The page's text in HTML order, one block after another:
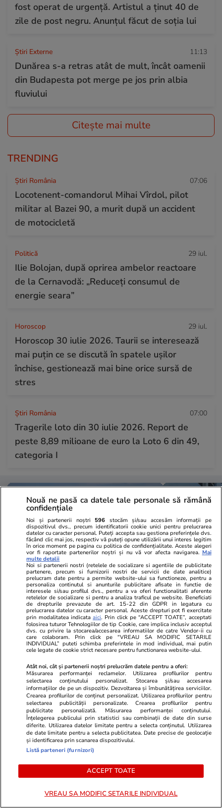
fost operat de urgență. Artistul a ținut 40 de
zile de post negru. Anunțul făcut de soția lui
Știri Externe 11:13
Dunărea s-a retras atât de mult, încât oamenii
din Budapesta pot merge pe jos prin albia
fluviului
Citește mai multe
TRENDING
Știri România 07:06
Locotenent-comandorul Mihai Vîrdol, pilot
militar al Bazei 90, a murit după un accident
de motocicletă
Politică 29 iul.
Ilie Bolojan, după oprirea ambelor reactoare
de la Cernavodă: „Reduceți consumul de
energie seara”
Horoscop 29 iul.
Horoscop 30 iulie 2026. Taurii se interesează
mai puțin ce se discută în spatele ușilor
închise, gestionează mai bine orice sursă de
stres
Știri România 07:00
Tragerile loto din 30 iulie 2026. Report de
peste 8,89 milioane de euro la Loto 6 din 49,
categoria I
Vacanțe și Cultură 09:58
Cum arată cea mai înfricoșătoare
piscină din lume: „Este un infinity
pool natural”
Sănătate și
Greva în
în Gara de
față de
Anglia
29 iul.
Cum să-ți protejezi locuința de
incendiile de vegetație
Nouă ne pasă ca datele tale personale să rămână
confidențiale
Noi și partenerii noștri 596 stocăm și/sau accesăm informații pe
dispozitivul dvs., precum identificatorii cookie unici pentru prelucrarea
datelor cu caracter personal. Puteți accepta sau gestiona preferințele dvs.
făcând clic mai jos, respectiv vă puteți opune utilizării unui interes legitim
în orice moment pe pagina cu politica de confidențialitate. Aceste alegeri
vor fi raportate partenerilor noștri și nu vă vor afecta navigarea. Mai
multe detalii
Noi si partenerii nostri (retelele de socializare si agentiile de publicitate
partenere, precum si furnizorii nostri de servicii de date analitice)
prelucram date pentru a permite website-ului sa functioneze, pentru a
personaliza continutul si anunturile publicitare afisate in functie de
interesele si/sau profilul dvs., pentru a va oferi functionalitati aferente
retelelor de socializare si pentru a analiza traficul pe website. Beneficiati
de drepturile prevazute de art. 15-22 din GDPR in legatura cu
prelucrarea datelor cu caracter personal. Aceste drepturi pot fi exercitate
prin modalitatea indicataaici. Prin click pe “ACCEPT TOATE”, acceptati
folosirea tuturor Tehnologiilor de tip Cookie, care implica inclusiv acceptul
dvs. cu privire la stocarea/accesarea informatiilor de catre Vendor-ii cu
care colaboram. Prin click pe “VREAU SA MODIFIC SETARILE
INDIVIDUAL” puteti schimba preferintele in mod individual, mai putin
cele legate de cookie strict necesare pentru functionarea website-ului.
Atât noi, cât și partenerii noștri prelucrăm datele pentru a oferi:
Măsurarea performanței reclamelor. Utilizarea profilurilor pentru
selectarea conținutului personalizat. Stocarea și/sau accesarea
informațiilor de pe un dispozitiv. Dezvoltarea și îmbunătățirea serviciilor.
Crearea profilurilor de conținut personalizat. Utilizarea profilurilor pentru
selectarea publicității personalizate. Crearea profilurilor pentru
publicitate personalizată. Măsurarea performanței conținutului.
Înțelegerea publicului prin statistici sau combinații de date din surse
diferite. Utilizarea datelor limitate pentru a selecta conținutul. Utilizarea
de date limitate pentru a selecta publicitatea. Date precise de geolocație
și identificarea prin scanarea dispozitivului.
Listă parteneri (furnizori)
ACCEPT TOATE
VREAU SA MODIFIC SETARILE INDIVIDUAL